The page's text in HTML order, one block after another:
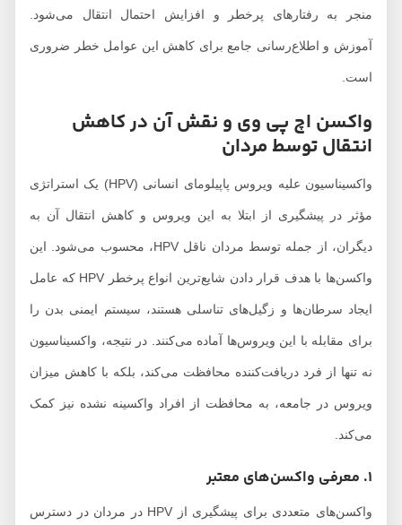
منجر به رفتارهای پرخطر و افزایش احتمال انتقال می‌شود.
آموزش و اطلاع‌رسانی جامع برای کاهش این عوامل خطر ضروری
است.
واکسن اچ پی وی و نقش آن در کاهش
انتقال توسط مردان
واکسیناسیون علیه ویروس پاپیلومای انسانی (HPV) یک استراتژی
مؤثر در پیشگیری از ابتلا به این ویروس و کاهش انتقال آن به
دیگران، از جمله توسط مردان ناقل HPV، محسوب می‌شود. این
واکسن‌ها با هدف قرار دادن شایع‌ترین انواع پرخطر HPV که عامل
ایجاد سرطان‌ها و زگیل‌های تناسلی هستند، سیستم ایمنی بدن را
برای مقابله با این ویروس‌ها آماده می‌کنند. در نتیجه، واکسیناسیون
نه تنها از فرد دریافت‌کننده محافظت می‌کند، بلکه با کاهش میزان
ویروس در جامعه، به محافظت از افراد واکسینه نشده نیز کمک
می‌کند.
واکسن‌های متعددی برای پیشگیری از HPV در مردان در دسترس